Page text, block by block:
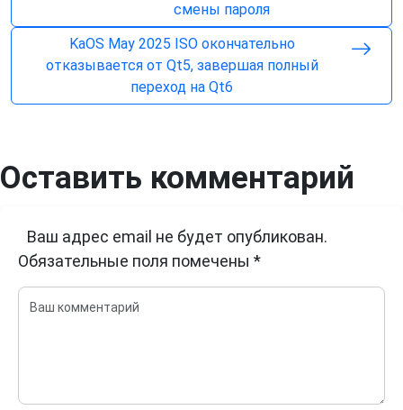
смены пароля
KaOS May 2025 ISO окончательно
отказывается от Qt5, завершая полный
переход на Qt6
Оставить комментарий
Ваш адрес email не будет опубликован.
Обязательные поля помечены *